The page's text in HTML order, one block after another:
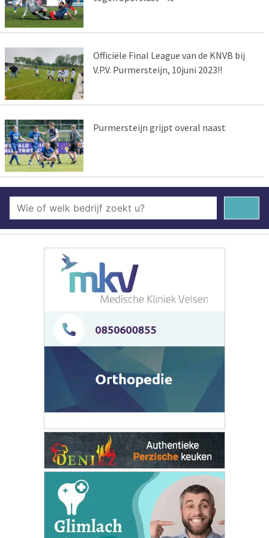
Officiële Final League van de KNVB bij
V.P.V. Purmersteijn, 10juni 2023!!
Purmersteijn grijpt overal naast